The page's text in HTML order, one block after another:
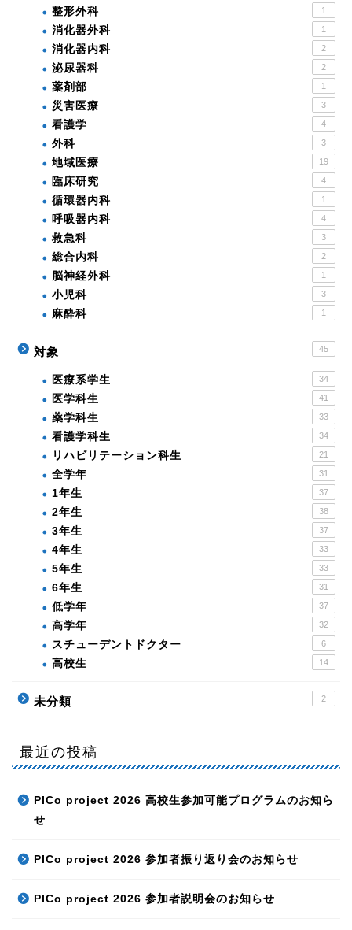
整形外科 1
消化器外科 1
消化器内科 2
泌尿器科 2
薬剤部 1
災害医療 3
看護学 4
外科 3
地域医療 19
臨床研究 4
循環器内科 1
呼吸器内科 4
救急科 3
総合内科 2
脳神経外科 1
小児科 3
麻酔科 1
対象 45
医療系学生 34
医学科生 41
薬学科生 33
看護学科生 34
リハビリテーション科生 21
全学年 31
1年生 37
2年生 38
3年生 37
4年生 33
5年生 33
6年生 31
低学年 37
高学年 32
スチューデントドクター 6
高校生 14
未分類 2
最近の投稿
PICo project 2026 高校生参加可能プログラムのお知ら
せ
PICo project 2026 参加者振り返り会のお知らせ
PICo project 2026 参加者説明会のお知らせ